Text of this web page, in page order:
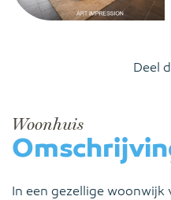
Deel
Woonhuis
In een gezellige